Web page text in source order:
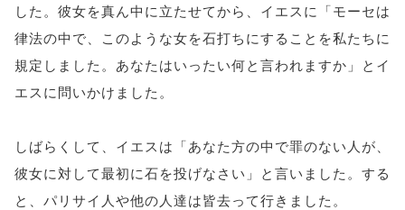
した。彼女を真ん中に立たせてから、イエスに「モーセは
律法の中で、このような女を石打ちにすることを私たちに
規定しました。あなたはいったい何と言われますか」とイ
エスに問いかけました。
しばらくして、イエスは「あなた方の中で罪のない人が、
彼女に対して最初に石を投げなさい」と言いました。する
と、パリサイ人や他の人達は皆去って行きました。